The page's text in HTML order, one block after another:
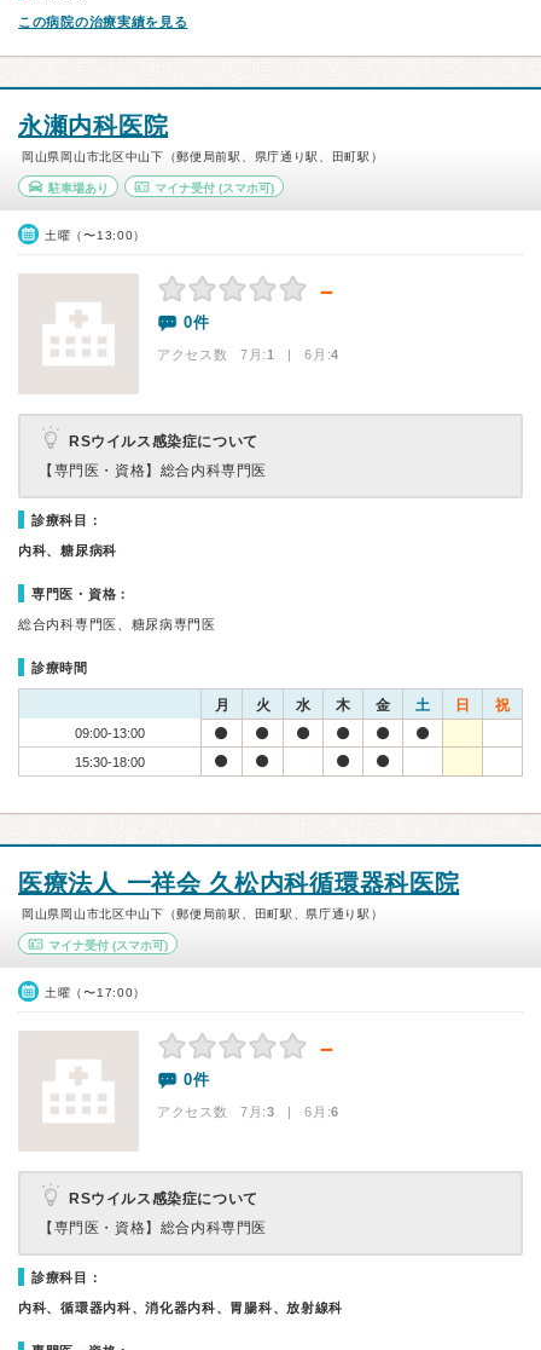
この病院の治療実績を見る
永瀬内科医院
岡山県岡山市北区中山下（郵便局前駅、県庁通り駅、田町駅）
駐車場あり マイナ受付(スマホ可)
土曜（〜13:00）
－
0件
アクセス数 7月:1 | 6月:4
RSウイルス感染症について
【専門医・資格】 総合内科専門医
診療科目：
内科、糖尿病科
専門医・資格：
総合内科専門医、糖尿病専門医
診療時間
月 火 水 木 金 土 日 祝
09:00-13:00
15:30-18:00
医療法人 一祥会 久松内科循環器科医院
岡山県岡山市北区中山下（郵便局前駅、田町駅、県庁通り駅）
マイナ受付 (スマホ可)
土曜（〜17:00）
－
0件
アクセス数 7月:3 | 6月:6
RSウイルス感染症について
【専門医・資格】 総合内科専門医
診療科目：
内科、循環器内科、消化器内科、胃腸科、放射線科